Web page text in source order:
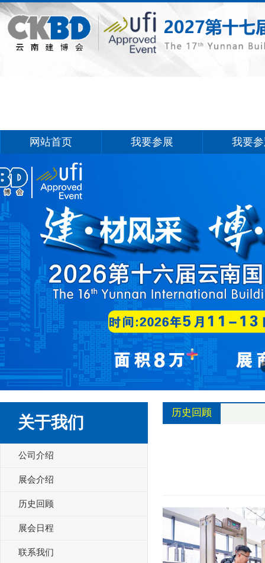
网站首页 我要参展 我要
关于我们
公司介绍
展会介绍
历史回顾
展会日程
联系我们
历史回顾